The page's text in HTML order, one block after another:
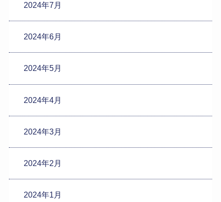
2024年7月
2024年6月
2024年5月
2024年4月
2024年3月
2024年2月
2024年1月